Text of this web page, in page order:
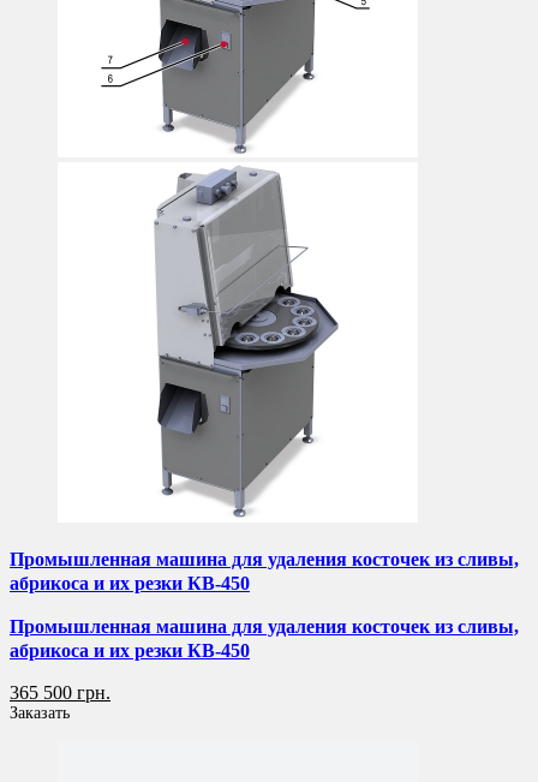
Промышленная машина для удаления косточек из сливы,
абрикоса и их резки КВ-450
Промышленная машина для удаления косточек из сливы,
абрикоса и их резки КВ-450
365 500 грн.
Заказать